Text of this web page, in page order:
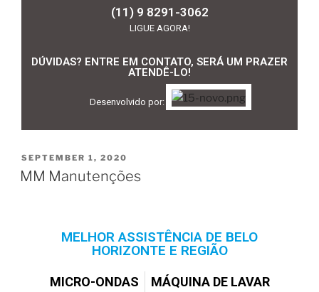
(11) 9 8291-3062
LIGUE AGORA!
DÚVIDAS? ENTRE EM CONTATO, SERÁ UM PRAZER
ATENDÊ-LO!
Desenvolvido por:
SEPTEMBER 1, 2020
MM Manutenções
MELHOR ASSISTÊNCIA DE BELO
HORIZONTE E REGIÃO
MICRO-ONDAS MÁQUINA DE LAVAR